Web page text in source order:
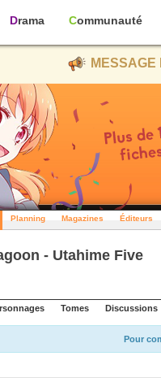
Drama Communauté
MESSAGE
Planning Magazines Éditeurs
- Utahime Five
Tomes Discussions
Pour